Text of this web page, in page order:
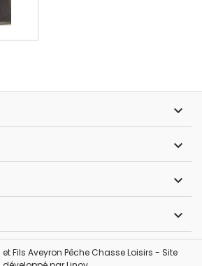




Fils Aveyron Pêche Chasse Loisirs - Site